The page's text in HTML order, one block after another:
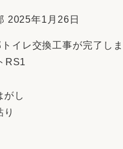
3D
能向上リフォームをワン
2025年1月26日
イレ交換工事が完了しま
RS1
がし